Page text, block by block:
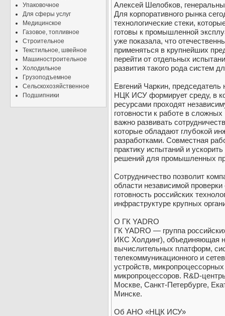
Упаковочное
Для сферы услуг
Медицинское
Газовое, топливное
Строительное
Текстильное, швейное
Машиностроительное
Холодильное
Грузоподъемное
Сельскохозяйственное
Подшипники
Алексей Шелобков,
Для корпоративного рынка
технологические стеки,
готовы к промышленной
уже показала, что
применяться в крупнейших
перейти от отдельных
развития такого рода систем
Евгений Чаркин,
НЦК ИСУ формирует среду, в
ресурсами проходят
готовности к работе в
важно развивать
которые обладают глубокой
разработками. Совместная
практику испытаний и
решений для промышленных
Сотрудничество позволит
области независимой
готовность российских
инфраструктуре крупных
О ГК YADRO
ГК YADRO — группа
ИКС Холдинг), объединяющая
вычислительных платформ,
телекоммуникационного и
устройств,
микропроцессоров. R&D-
Москве, Санкт-Петербурге,
Минске.
Об АНО «НЦК ИСУ»